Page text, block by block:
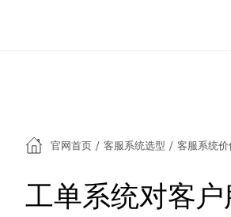
官网首页 / 客服系统选型 / 客服系统价
工单系统对客